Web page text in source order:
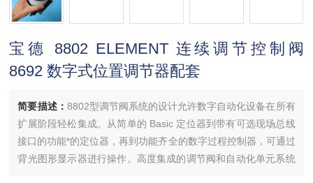
宝德 8802 ELEMENT 连续调节控制阀
8692 数字式位置调节器配套
简要描述： 8802型调节阀系统的设计允许数字自动化设备在所有
扩展阶段轻松集成。从简单的 Basic 定位器到带有可选现场总线
接口的功能*的定位器，再到功能齐全的数字过程控制器，可通过
背光图形显示器进行操作。高度集成的调节阀和自动化单元系统